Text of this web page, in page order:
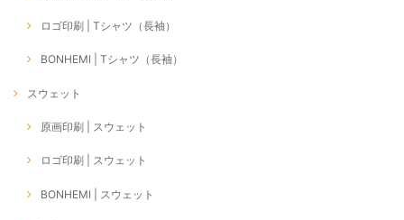
ロゴ印刷 | Tシャツ（長袖）
BONHEMI | Tシャツ（長袖）
スウェット
原画印刷 | スウェット
ロゴ印刷 | スウェット
BONHEMI | スウェット